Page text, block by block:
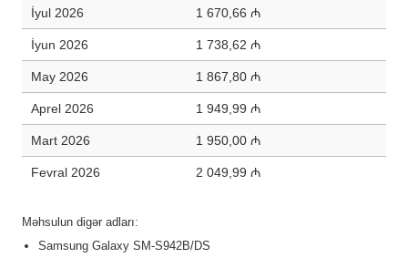
İyul 2026 1 670,66 ₼
İyun 2026 1 738,62 ₼
May 2026 1 867,80 ₼
Aprel 2026 1 949,99 ₼
Mart 2026 1 950,00 ₼
Fevral 2026 2 049,99 ₼
Məhsulun digər adları:
Samsung Galaxy SM-S942B/DS